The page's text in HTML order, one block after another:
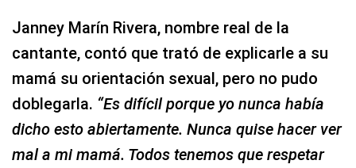
Janney Marín Rivera, nombre real de la
cantante, contó que trató de explicarle a su
mamá su orientación sexual, pero no pudo
doblegarla. “Es difícil porque yo nunca había
dicho esto abiertamente. Nunca quise hacer ver
mal a mi mamá. Todos tenemos que respetar